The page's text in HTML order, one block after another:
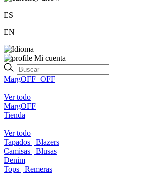
ES
EN
Mi cuenta
MargOFF+OFF
+
Ver todo
MargOFF
Tienda
+
Ver todo
Tapados | Blazers
Camisas | Blusas
Denim
Tops | Remeras
+